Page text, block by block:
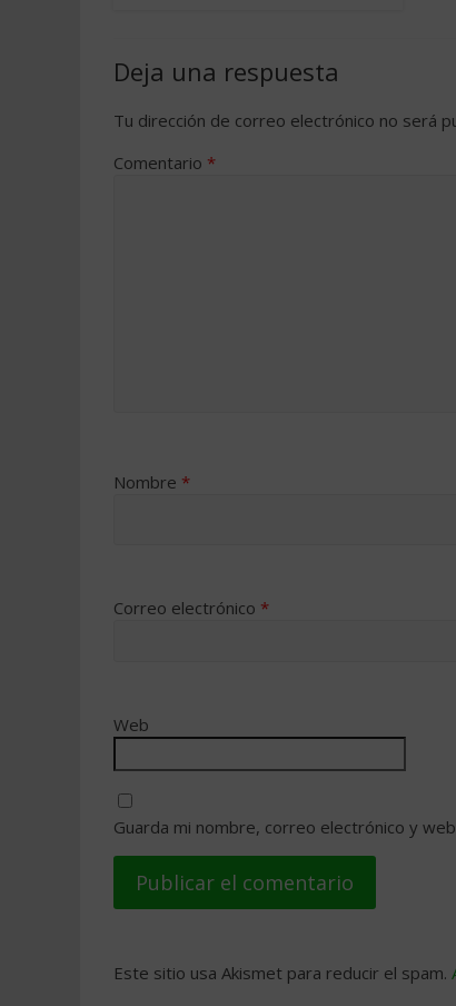
Deja una respuesta
Tu dirección de correo electrónico no será
Comentario *
Nombre *
Correo electrónico *
Web
Guarda mi nombre, correo electrónico y
Este sitio usa Akismet para reducir el spam.